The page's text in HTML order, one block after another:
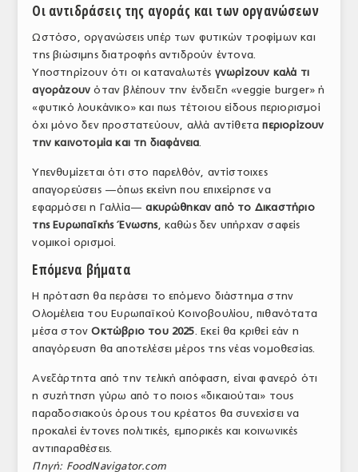
Οι αντιδράσεις της αγοράς και των οργανώσεων
Ωστόσο, οργανώσεις υπέρ των φυτικών τροφίμων και
της βιώσιμης διατροφής αντιδρούν έντονα.
Υποστηρίζουν ότι οι καταναλωτές γνωρίζουν καλά τι
αγοράζουν όταν βλέπουν την ένδειξη «veggie burger» ή
«φυτικό λουκάνικο» και πως τέτοιου είδους περιορισμοί
όχι μόνο δεν προστατεύουν, αλλά αντίθεταπεριορίζουν
την καινοτομία και τη διαφάνεια.
Υπενθυμίζεται ότι στο παρελθόν, αντίστοιχες
απαγορεύσεις —όπως εκείνη που επιχείρησε να
εφαρμόσει η Γαλλία—ακυρώθηκαν από το Δικαστήριο
της Ευρωπαϊκής Ένωσης, καθώς δεν υπήρχαν σαφείς
νομικοί ορισμοί.
Επόμενα βήματα
Η πρόταση θα περάσει το επόμενο διάστημα στην
Oλομέλεια του Ευρωπαϊκού Κοινοβουλίου, πιθανότατα
μέσα στονΟκτώβριο του 2025. Εκεί θα κριθεί εάν η
απαγόρευση θα αποτελέσει μέρος της νέας νομοθεσίας.
Ανεξάρτητα από την τελική απόφαση, είναι φανερό ότι
η συζήτηση γύρω από το ποιος «δικαιούται» τους
παραδοσιακούς όρους του κρέατος θα συνεχίσει να
προκαλεί έντονες πολιτικές, εμπορικές και κοινωνικές
αντιπαραθέσεις.
Πηγή: FoodNavigator.com